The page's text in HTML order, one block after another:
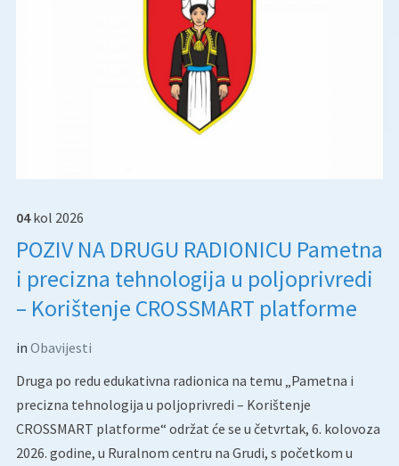
04 kol 2026
POZIV NA DRUGU RADIONICU Pametna
i precizna tehnologija u poljoprivredi
– Korištenje CROSSMART platforme
in Obavijesti
Druga po redu edukativna radionica na temu „Pametna i
precizna tehnologija u poljoprivredi – Korištenje
CROSSMART platforme“ održat će se u četvrtak, 6. kolovoza
2026. godine, u Ruralnom centru na Grudi, s početkom u